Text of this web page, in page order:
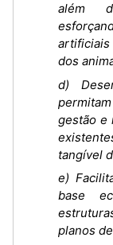
além
dos
d)
gestão e
tangível
e)
base
planos